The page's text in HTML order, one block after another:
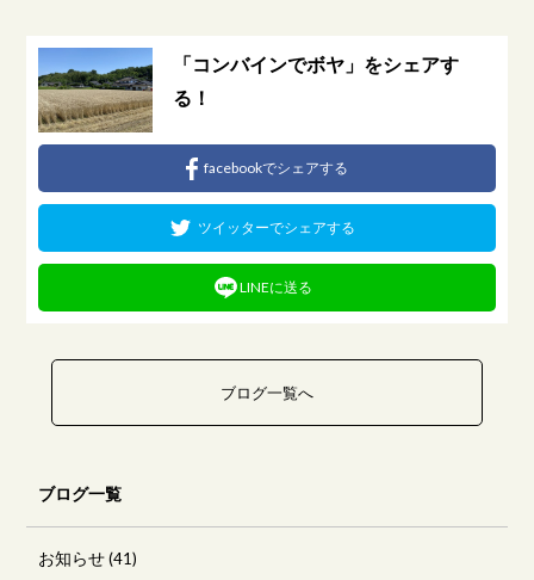
「コンバインでボヤ」をシェアす
る！
facebookでシェアする
ツイッターでシェアする
LINEに送る
ブログ一覧へ
ブログ一覧
お知らせ(41)